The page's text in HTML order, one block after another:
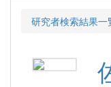
研究者検索結果一